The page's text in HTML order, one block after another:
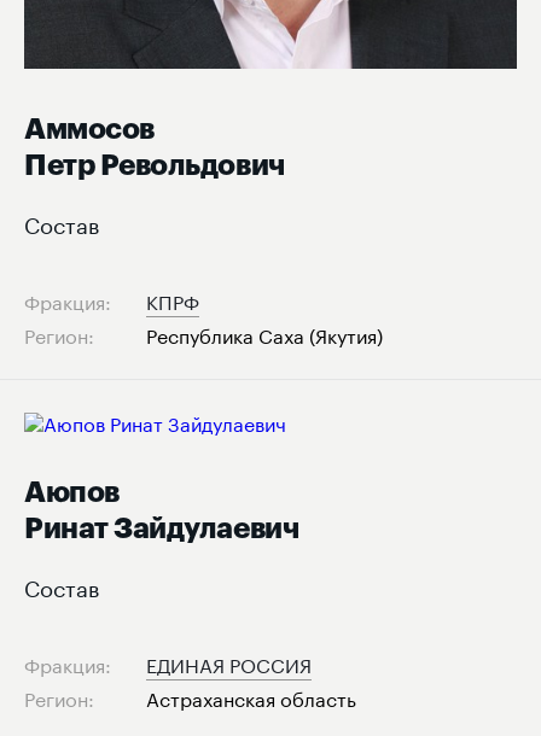
Аммосов
Петр Револьдович
Состав
Фракция:
КПРФ
Регион:
Республика Саха (Якутия)
Аюпов
Ринат Зайдулаевич
Состав
Фракция:
ЕДИНАЯ РОССИЯ
Регион:
Астраханская область